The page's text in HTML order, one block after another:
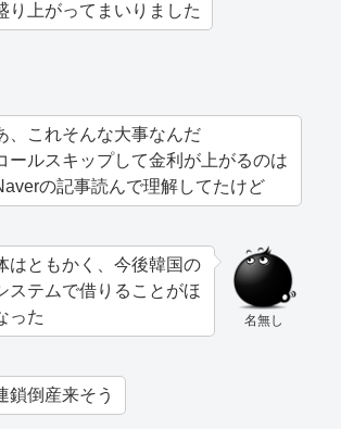
り上がってまいりました
、これそんな大事なんだ
ールスキップして金利が上がるのは
の記事読んで理解してたけど
名無し
はともかく、今後韓国の
ステムで借りることがほ
った
鎖倒産来そう